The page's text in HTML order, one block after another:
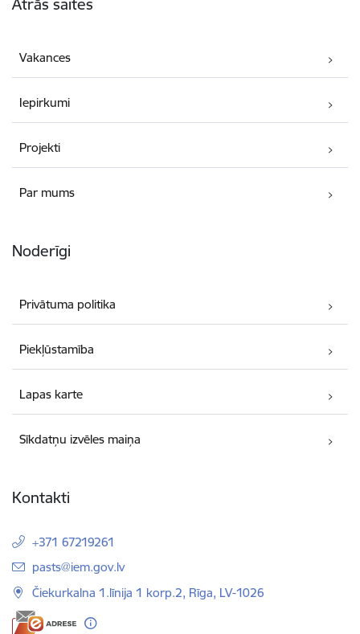
Ātrās saites
Vakances
Iepirkumi
Projekti
Par mums
Noderīgi
Privātuma politika
Piekļūstamība
Lapas karte
Sīkdatņu izvēles maiņa
Kontakti
+371 67219261
E-pasts:
pasts@iem.gov.lv
Čiekurkalna 1.līnija 1 korp.2, Rīga, LV-1026